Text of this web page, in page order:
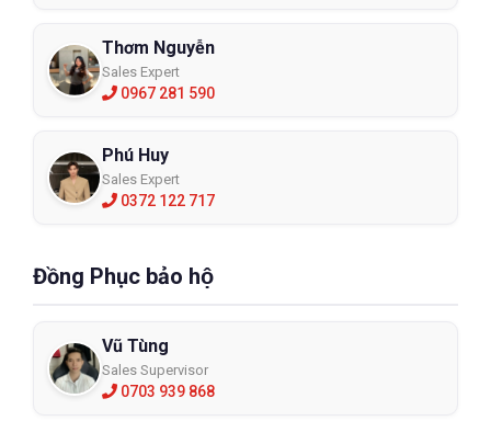
Thơm Nguyễn
Sales Expert
0967 281 590
Phú Huy
Sales Expert
0372 122 717
Đồng Phục bảo hộ
Vũ Tùng
Sales Supervisor
0703 939 868